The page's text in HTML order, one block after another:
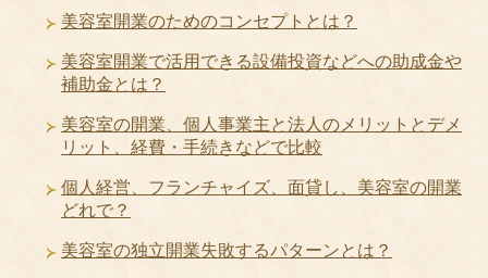
美容室開業のためのコンセプトとは？
美容室開業で活用できる設備投資などへの助成金や
補助金とは？
美容室の開業、個人事業主と法人のメリットとデメ
リット、経費・手続きなどで比較
個人経営、フランチャイズ、面貸し、美容室の開業
どれで？
美容室の独立開業失敗するパターンとは？